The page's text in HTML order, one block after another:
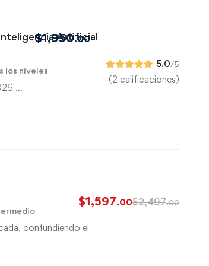
Artificial
los niveles
…
$1,950.00
5.0/5
(2 calificaciones)
confundiendo el
$1,597.00$2,497.00